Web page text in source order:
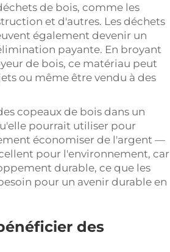
de bois, comme les
et d'autres. Les déchets
également devenir un
payante. En broyant
de bois, ce matériau peut
ou même être vendu à des
copeaux de bois dans un
pourrait utiliser pour
économiser de l'argent —
pour l'environnement, car
durable, ce que les
pour un avenir durable en
des